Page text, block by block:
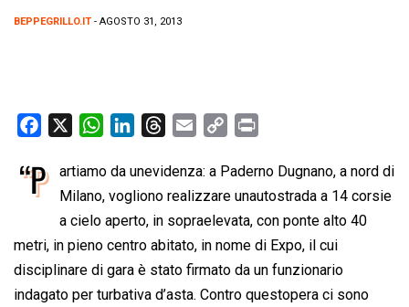
BEPPEGRILLO.IT - AGOSTO 31, 2013
c
o
o
k
W
a
t
s
A
p
p
n
k
e
d
I
n
r
e
a
d
s
a
i
l
p
y
L
i
n
k
i
n
t
“P
artiamo da unevidenza: a Paderno Dugnano, a nord di
Milano, vogliono realizzare unautostrada a 14 corsie
a cielo aperto, in sopraelevata, con ponte alto 40
metri, in pieno centro abitato, in nome di Expo, il cui
disciplinare di gara è stato firmato da un funzionario
indagato per turbativa d’asta. Contro questopera ci sono